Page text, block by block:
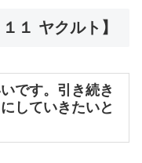
１ ヤクルト】
です。引き続き
していきたいと